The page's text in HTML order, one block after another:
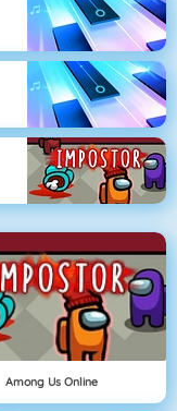
Among Us Online